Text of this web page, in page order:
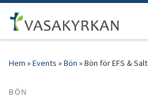
Hoppa till innehåll
Hem »Events »Bön »Bön för EFS & Salt
BÖN